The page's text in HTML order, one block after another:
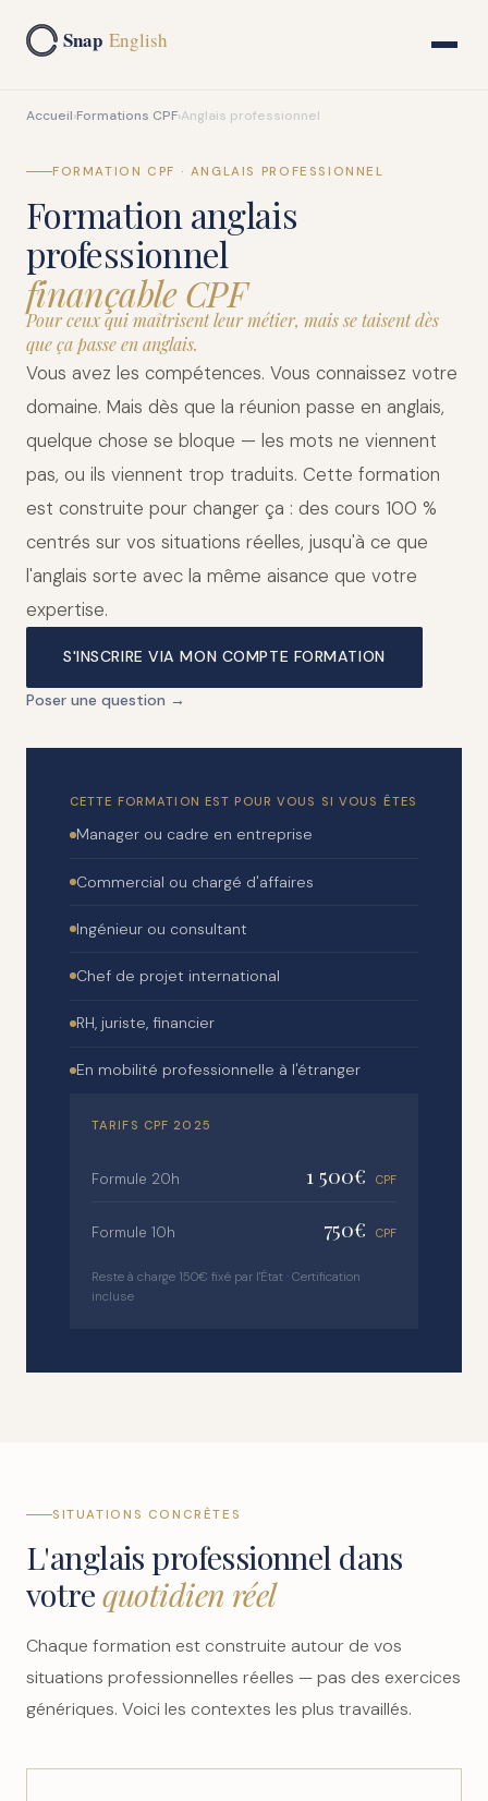
Snap English
Accueil›Formations CPF›Anglais professionnel
FORMATION CPF · ANGLAIS PROFESSIONNEL
Formation anglais
professionnel
finançable CPF
Pour ceux qui maîtrisent leur métier, mais se taisent dès
que ça passe en anglais.
Vous avez les compétences. Vous connaissez votre
domaine. Mais dès que la réunion passe en anglais,
quelque chose se bloque — les mots ne viennent
pas, ou ils viennent trop traduits. Cette formation
est construite pour changer ça : des cours 100 %
centrés sur vos situations réelles, jusqu'à ce que
l'anglais sorte avec la même aisance que votre
expertise.
S'INSCRIRE VIA MON COMPTE FORMATION
Poser une question →
CETTE FORMATION EST POUR VOUS SI VOUS ÊTES
Manager ou cadre en entreprise
Commercial ou chargé d'affaires
Ingénieur ou consultant
Chef de projet international
RH, juriste, financier
En mobilité professionnelle à l'étranger
TARIFS CPF 2025
Formule 20h 1 500€ CPF
Formule 10h 750€ CPF
Reste à charge 150€ fixé par l'État · Certification
incluse
SITUATIONS CONCRÈTES
L'anglais professionnel dans
votrequotidien réel
Chaque formation est construite autour de vos
situations professionnelles réelles — pas des exercices
génériques. Voici les contextes les plus travaillés.